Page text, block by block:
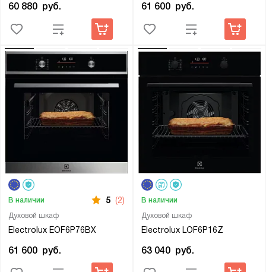
60 880 руб. 61 600 руб.
Духовой шкаф
Electrolux EOF6P76BX
В наличии 5 (2)
61 600 руб.
Духовой шкаф
Electrolux LOF6P16Z
В наличии
63 040 руб.